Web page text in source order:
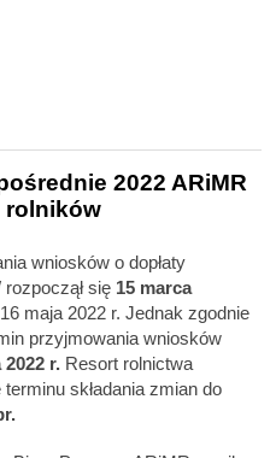
2022 ARiMR
rolników
wniosków o dopłaty
się 15 marca
maja 2022 r. Jednak zgodnie
przyjmowania wniosków
2022 r. Resort rolnictwa
składania zmian do